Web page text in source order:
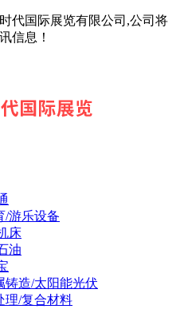
代国际展览有限公司,公司将
信息！
/游乐设备
床
油
铸造/太阳能光伏
理/复合材料